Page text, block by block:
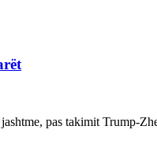
pas takimit Trump-